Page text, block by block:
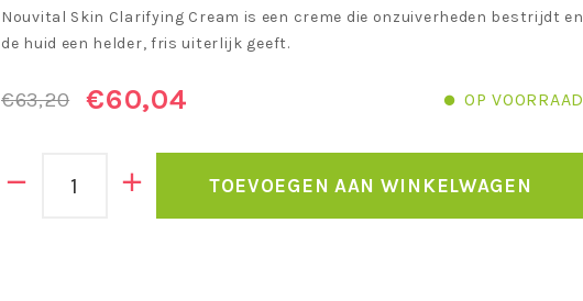
Nouvital Skin Clarifying Cream is een creme die onzuiverheden bestrijdt en
de huid een helder, fris uiterlijk geeft.
€63,20 €60,04 OP VOORRAAD
TOEVOEGEN AAN WINKELWAGEN